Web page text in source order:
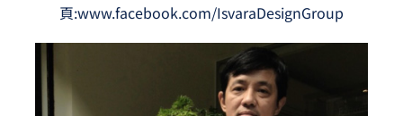
頁:www.facebook.com/IsvaraDesignGroup